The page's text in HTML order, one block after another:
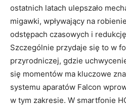
ostatnich latach ulepszało
migawki, wpływający na
odstępach czasowych i
Szczególnie przydaje się to w
przyrodniczej, gdzie
się momentów ma kluczowe
systemu aparatów Falcon
w tym zakresie. W smartfonie